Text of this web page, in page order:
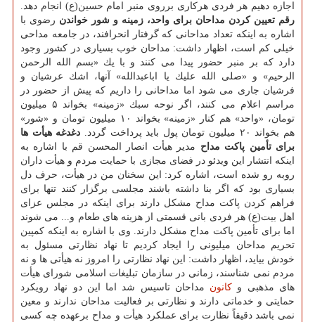
اجازه دهیم هر فردی هركاری برروی منبر امام حسین(ع) انجام دهد.
رقم تعیین كردن مداحان برای واحد، زمینه و شور خواندن رضوی با
اشاره به اینكه تعداد مداحانی كه گرفتار انحرافند، در جامعه مداحی
خیلی كم است، اظهار داشت: مداحان خوب بسیاری در كشور وجود
دارد كه بر منبر حضور پیدا می كنند و با یك «بسم الله الرحمن
الرحیم» و «صلی الله علیك یا اباعبدالله» آنها، اشك عرشیان و
فرشیان جاری می شود اما مداحانی را داریم كه پیش از حضور در
مراسم اعلام می كنند، اگر نوحه سبك «زمینه» بخواند ۵ میلیون
تومان، «واحد» هم كنار «زمینه» بخواند ۱۰ میلیون تومان و «شور»
هم بخواند ۲۰ میلیون تومان پول باید پرداخت گردد.
دغدغه هیأت ها
برای تأمین پاكت مداح مدیر هیأت انصار المحسن قم با اشاره به
اینكه انتشار این ویدئو در فضای مجازی با حمایت مردم و هیأت داران
روبه رو شده است، اشاره كرد: این سخنان من در هیأت، حرف دل
بسیاری بود كه اگر بنا داشته باشند مجلسی برگزار كنند تنها برای
فراهم كردن پاكت مداح مشكل دارند برای اینكه در مجلس عزای
اهل بیت(ع) هر فردی بانی قسمتی از هزینه های طعام و... می شوند
اما برای تأمین پاكت مداح مشكل دارند. وی با اشاره به اینكه كمپین
تحریم مداحان میلیونی را ایجاد كردیم تا نهاد نظارتی مسئول به
خودش بیاید، اظهار داشت: این نهاد نظارتی را امروز نه هیأتی ها و نه
مردم نمی شناسند، زمانی در سازمان تبلیغات اسلامی شورای هیأت
های مذهبی و كانون مداحان تاسیس شد اما این دو نهاد رویكرد
حمایتی و خدماتی دارند و نظارتی بر فعالیت مداحان ندارند و معین
نمی باشد دقیقاً نظارت برای عملكرد هیأت و مداح برعهده چه كسی